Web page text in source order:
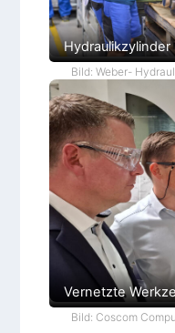
Bild: Weber-
Vernetzte
Bild: Coscom